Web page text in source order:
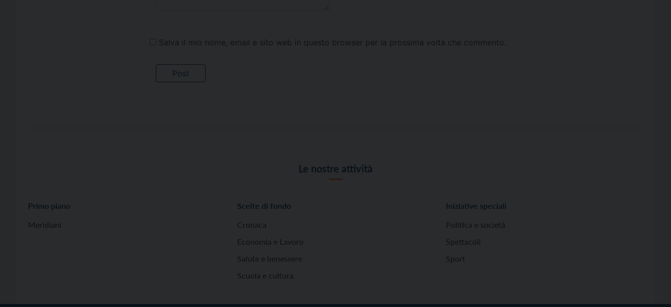
Salva il mio nome, email e sito web in questo browser per la prossima volta che commento.
Le nostre attività
Primo piano
Meridiani
Scelte di fondo
Cronaca
Economia e Lavoro
Salute e benessere
Scuola e cultura
Iniziative speciali
Politica e società
Spettacoli
Sport